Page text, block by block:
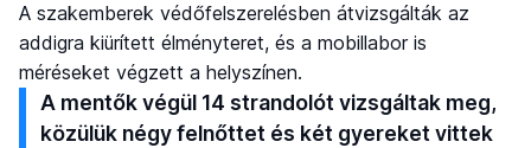
A szakemberek védőfelszerelésben átvizsgálták az
addigra kiürített élményteret, és a mobillabor is
méréseket végzett a helyszínen.
A mentők végül 14 strandolót vizsgáltak meg,
közülük négy felnőttet és két gyereket vittek